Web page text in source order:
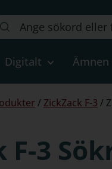
Digitalt Ämnen
/ ZickZack F-3 /
F-3